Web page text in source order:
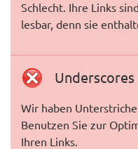
Schlecht. Ihre Links
lesbar, denn sie
Underscores
Wir haben
Benutzen Sie zur
Ihren Links.